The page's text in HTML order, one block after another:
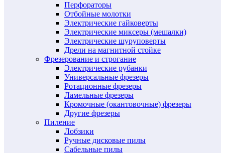
Перфораторы
Отбойные молотки
Электрические гайковерты
Электрические миксеры (мешалки)
Электрические шуруповерты
Дрели на магнитной стойке
Фрезерование и строгание
Электрические рубанки
Универсальные фрезеры
Ротационные фрезеры
Ламельные фрезеры
Кромочные (окантовочные) фрезеры
Другие фрезеры
Пиление
Лобзики
Ручные дисковые пилы
Сабельные пилы